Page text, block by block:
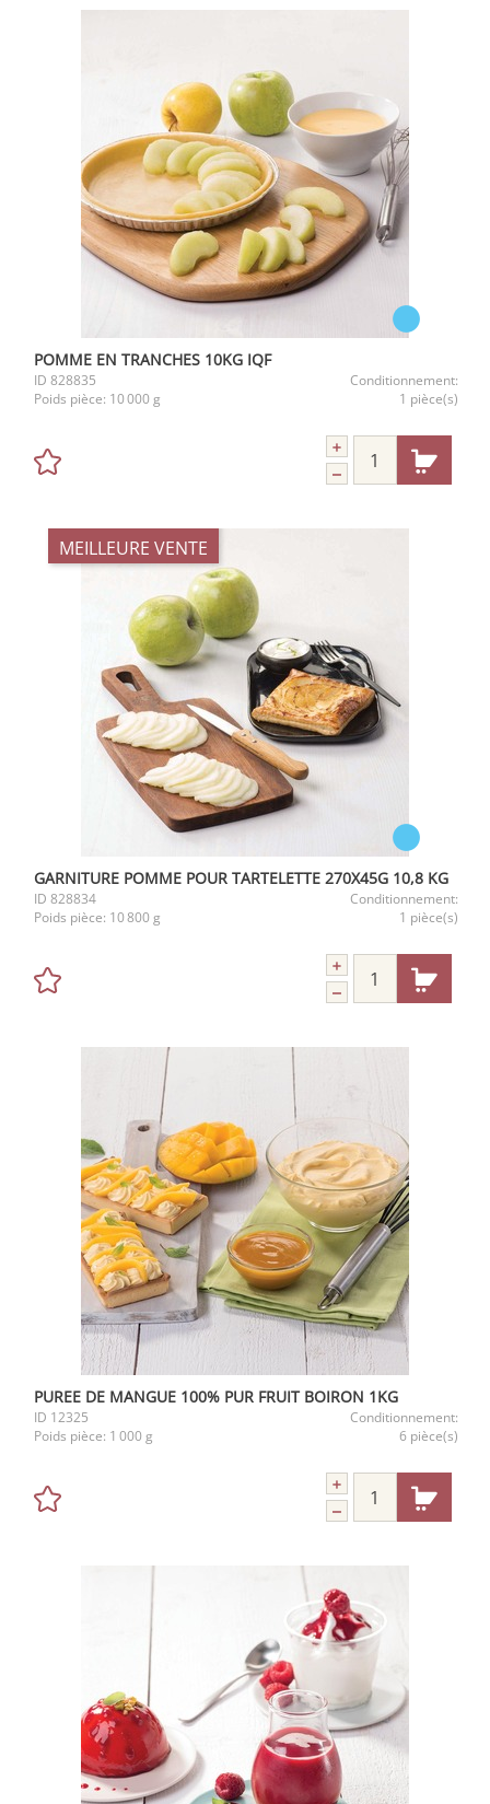
POMME EN TRANCHES 10KG IQF
ID 828835
Conditionnement:
Poids pièce: 10 000 g 1 pièce(s)
MEILLEURE VENTE
GARNITURE POMME POUR TARTELETTE 270X45G 10,8 KG
ID 828834
Conditionnement:
Poids pièce: 10 800 g 1 pièce(s)
PUREE DE MANGUE 100% PUR FRUIT BOIRON 1KG
ID 12325
Conditionnement:
Poids pièce: 1 000 g 6 pièce(s)